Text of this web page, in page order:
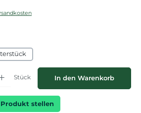
Wert ein oder benutze die
Stück In den Warenkorb
stellen